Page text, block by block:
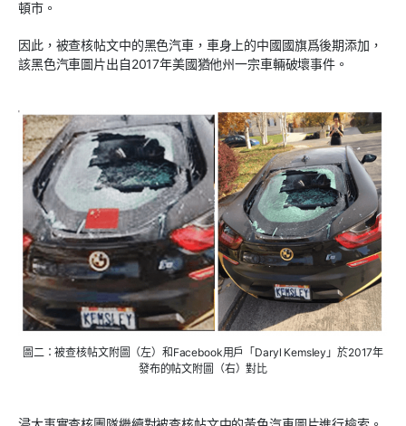
頓市。
因此，被查核帖文中的黑色汽車，車身上的中國國旗爲後期添加，
該黑色汽車圖片出自2017年美國猶他州一宗車輛破壞事件。
圖二：被查核帖文附圖（左）和Facebook用戶「Daryl Kemsley」於2017年
發布的帖文附圖（右）對比